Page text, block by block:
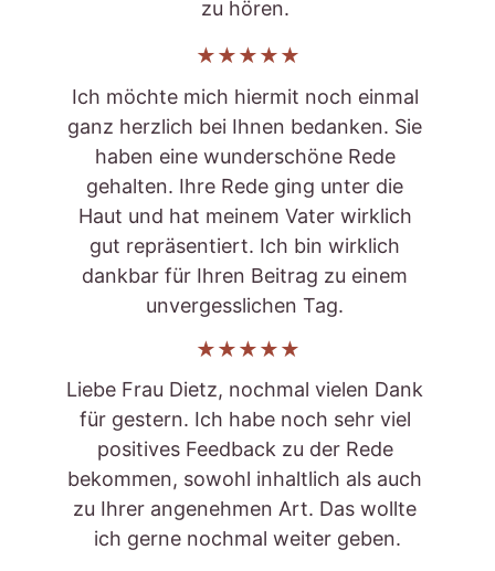
Liebe Frau Dietz, nochmal vielen Dank
für gestern. Ich habe noch sehr viel
positives Feedback zu der Rede
bekommen, sowohl inhaltlich als auch
zu Ihrer angenehmen Art. Das wollte
ich gerne nochmal weiter geben.
Ich möchte mich hiermit noch einmal
ganz herzlich bei Ihnen bedanken. Sie
haben eine wunderschöne Rede
gehalten. Ihre Rede ging unter die
Haut und hat meinem Vater wirklich
gut repräsentiert. Ich bin wirklich
dankbar für Ihren Beitrag zu einem
unvergesslichen Tag.
zu hören.
★★★★★
★★★★★